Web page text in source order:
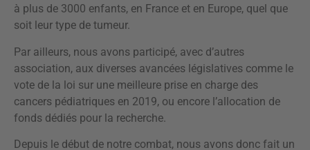
à plus de 3000 enfants, en France et en Europe, quel que
soit leur type de tumeur.
Par ailleurs, nous avons participé, avec d’autres
association, aux diverses avancées législatives comme le
vote de la loi sur une meilleure prise en charge des
cancers pédiatriques en 2019, ou encore l’allocation de
fonds dédiés pour la recherche.
Depuis le début de notre combat, nous avons donc fait un